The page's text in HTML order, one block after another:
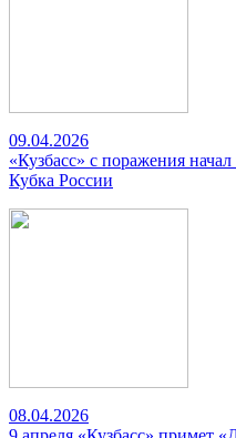
09.04.2026
«Кузбасс» с поражения
Кубка России
08.04.2026